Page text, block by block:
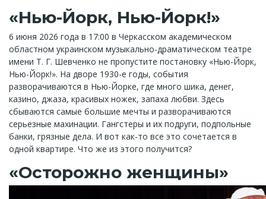
«Нью-Йорк, Нью-Йорк!»
6 июня 2026 года в 17:00 в Черкасском академическом
областном украинском музыкально-драматическом театре
имени Т. Г. Шевченко не пропустите постановку «Нью-Йорк,
Нью-Йорк!». На дворе 1930-е годы, события
разворачиваются в Нью-Йорке, где много шика, денег,
казино, джаза, красивых ножек, запаха любви. Здесь
сбываются самые большие мечты и разворачиваются
серьезные махинации. Гангстеры и их подруги, подпольные
банки, грязные дела. И вот как-то все это сочетается в
одной квартире. Что же из этого получится?
«Осторожно женщины»